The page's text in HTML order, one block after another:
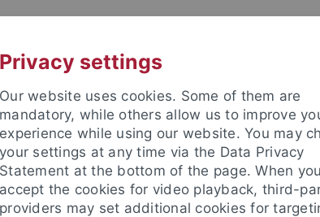
Privacy settings
Our website uses cookies. Some of them are
mandatory, while others allow us to improve
experience while using our website. You may
your settings at any time via the Data Privacy
Statement at the bottom of the page. When you
accept the cookies for video playback, third-
providers may set additional cookies for